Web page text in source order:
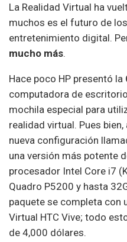
La Realidad Virtual ha
muchos es el futuro de
entretenimiento digital.
mucho más.
Hace poco HP presentó la
computadora de
mochila especial para
realidad virtual. Pues
nueva configuración
una versión más potente
procesador Intel Core i7
Quadro P5200 y hasta
paquete se completa con
Virtual HTC Vive; todo
de 4,000 dólares.